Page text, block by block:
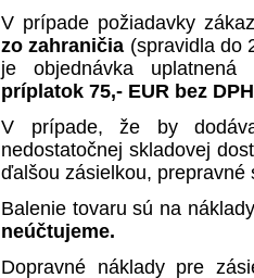
V prípade požiadavky
zo zahraničia (spravidla do
je objednávka
príplatok 75,- EUR bez DPH
V prípade, že by
nedostatočnej skladovej
ďalšou zásielkou,
Balenie tovaru sú na
neúčtujeme.
Dopravné náklady pre